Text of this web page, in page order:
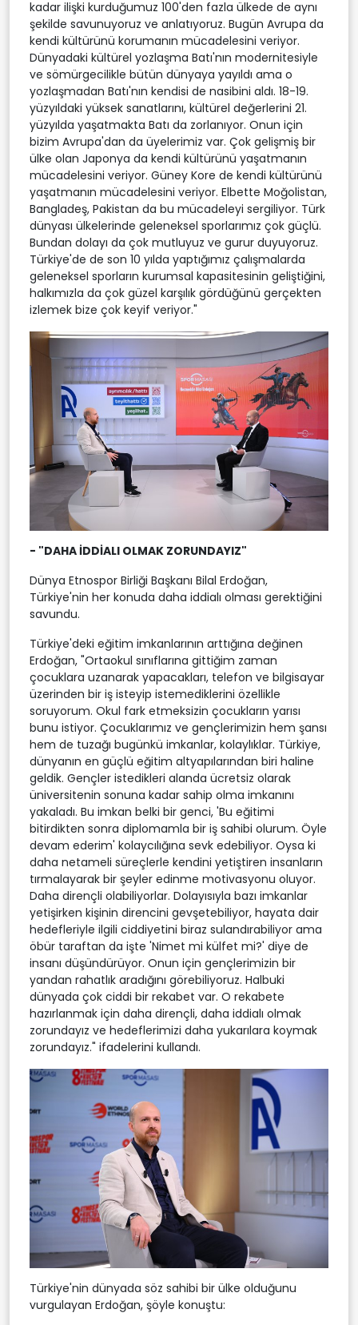
kadar ilişki kurduğumuz 100'den fazla ülkede de aynı
şekilde savunuyoruz ve anlatıyoruz. Bugün Avrupa da
kendi kültürünü korumanın mücadelesini veriyor.
Dünyadaki kültürel yozlaşma Batı'nın modernitesiyle
ve sömürgecilikle bütün dünyaya yayıldı ama o
yozlaşmadan Batı'nın kendisi de nasibini aldı. 18-19.
yüzyıldaki yüksek sanatlarını, kültürel değerlerini 21.
yüzyılda yaşatmakta Batı da zorlanıyor. Onun için
bizim Avrupa'dan da üyelerimiz var. Çok gelişmiş bir
ülke olan Japonya da kendi kültürünü yaşatmanın
mücadelesini veriyor. Güney Kore de kendi kültürünü
yaşatmanın mücadelesini veriyor. Elbette Moğolistan,
Bangladeş, Pakistan da bu mücadeleyi sergiliyor. Türk
dünyası ülkelerinde geleneksel sporlarımız çok güçlü.
Bundan dolayı da çok mutluyuz ve gurur duyuyoruz.
Türkiye'de de son 10 yılda yaptığımız çalışmalarda
geleneksel sporların kurumsal kapasitesinin geliştiğini,
halkımızla da çok güzel karşılık gördüğünü gerçekten
izlemek bize çok keyif veriyor."
- "DAHA İDDİALI OLMAK ZORUNDAYIZ"
Dünya Etnospor Birliği Başkanı Bilal Erdoğan,
Türkiye'nin her konuda daha iddialı olması gerektiğini
savundu.
Türkiye'deki eğitim imkanlarının arttığına değinen
Erdoğan, "Ortaokul sınıflarına gittiğim zaman
çocuklara uzanarak yapacakları, telefon ve bilgisayar
üzerinden bir iş isteyip istemediklerini özellikle
soruyorum. Okul fark etmeksizin çocukların yarısı
bunu istiyor. Çocuklarımız ve gençlerimizin hem şansı
hem de tuzağı bugünkü imkanlar, kolaylıklar. Türkiye,
dünyanın en güçlü eğitim altyapılarından biri haline
geldik. Gençler istedikleri alanda ücretsiz olarak
üniversitenin sonuna kadar sahip olma imkanını
yakaladı. Bu imkan belki bir genci, 'Bu eğitimi
bitirdikten sonra diplomamla bir iş sahibi olurum. Öyle
devam ederim' kolaycılığına sevk edebiliyor. Oysa ki
daha netameli süreçlerle kendini yetiştiren insanların
tırmalayarak bir şeyler edinme motivasyonu oluyor.
Daha dirençli olabiliyorlar. Dolayısıyla bazı imkanlar
yetişirken kişinin direncini gevşetebiliyor, hayata dair
hedefleriyle ilgili ciddiyetini biraz sulandırabiliyor ama
öbür taraftan da işte 'Nimet mi külfet mi?' diye de
insanı düşündürüyor. Onun için gençlerimizin bir
yandan rahatlık aradığını görebiliyoruz. Halbuki
dünyada çok ciddi bir rekabet var. O rekabete
hazırlanmak için daha dirençli, daha iddialı olmak
zorundayız ve hedeflerimizi daha yukarılara koymak
zorundayız." ifadelerini kullandı.
Türkiye'nin dünyada söz sahibi bir ülke olduğunu
vurgulayan Erdoğan, şöyle konuştu: